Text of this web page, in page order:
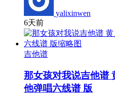
yalixinwen
6天前
吉他谱
那女孩对我说吉他谱
他弹唱六线谱 版